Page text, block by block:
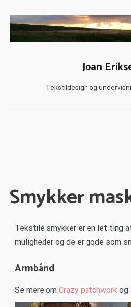
Joan
Tekstildesign og
Smykker
Tekstile smykker er en let ting
muligheder og de er gode som
Armbånd
Se mere om Crazy patchwork og